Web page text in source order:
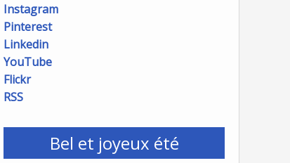
Instagram
Pinterest
Linkedin
YouTube
Flickr
RSS
Bel et joyeux été